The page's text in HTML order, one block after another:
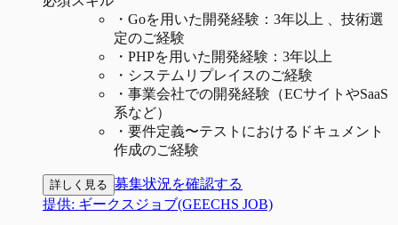
・ Goを用いた開発経験：3年以上 、技術選
定のご経験
・ PHPを用いた開発経験：3年以上
・ システムリプレイスのご経験
・ 事業会社での開発経験（ECサイトやSaaS
系など）
・ 要件定義〜テストにおけるドキュメント
作成のご経験
詳しく見る 募集状況を確認する
提供: ギークスジョブ(GEECHS JOB)